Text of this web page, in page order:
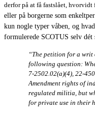
derfor på at få fastslået,
eller på borgerne som
kun nogle typer våben, og
formulerede SCOTUS selv dét
“The petition for a
following question:
7-2502.02(a)(4), 22-
Amendment rights of
regulated militia, but
for private use in their